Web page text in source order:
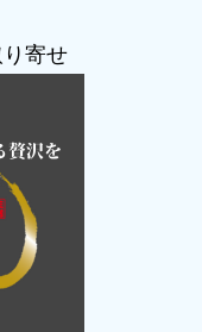
り寄せ